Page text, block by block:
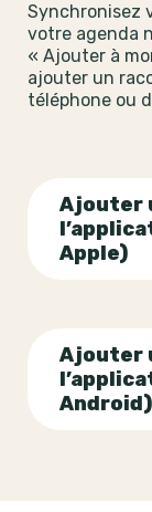
Synchronisez
votre agenda
« Ajouter à
ajouter un
téléphone ou
Ajouter
Apple)
Ajouter
Android)